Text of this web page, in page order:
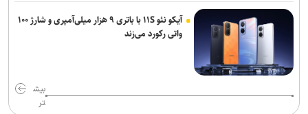
آیکو نئو ۱۱S با باتری ۹ هزار میلی‌آمپری و شارژ ۱۰۰
واتی رکورد می‌زند
بیش
تر